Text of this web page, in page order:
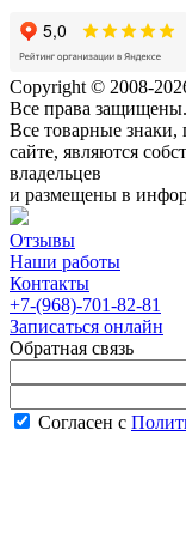
Copyright © 2008-
Все права защищены.
Все товарные знаки,
сайте, являются
владельцев
и размещены в
Отзывы
Наши работы
Контакты
+7-(968)-701-82-81
Записаться онлайн
Обратная связь
Согласен с